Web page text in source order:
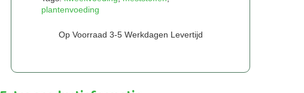
plantenvoeding
Op Voorraad 3-5 Werkdagen Levertijd